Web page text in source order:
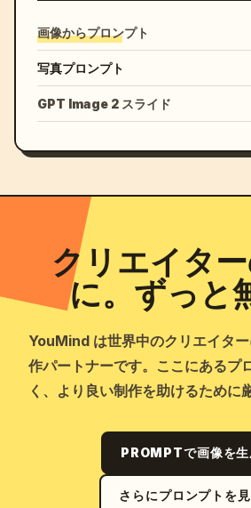
画像からプロンプト
写真プロンプト
GPT Image 2 スライド
クリエイタ
に。ずっと
YouMind は世界中のクリエイタ
作パートナーです。ここにあるプ
く、より良い制作を助けるために
PROMPTで画像を生
さらにプロンプトを